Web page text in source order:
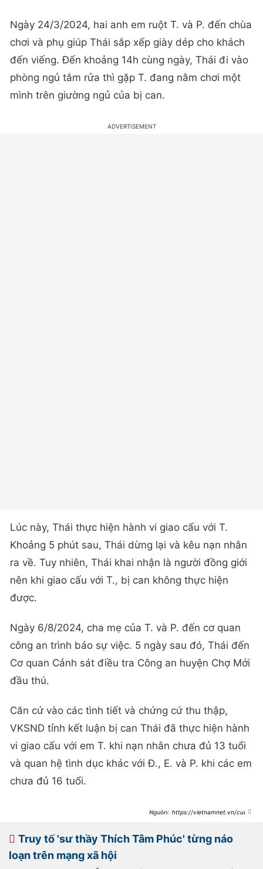
Ngày 24/3/2024, hai anh em ruột T. và P. đến chùa
chơi và phụ giúp Thái sắp xếp giày dép cho khách
đến viếng. Đến khoảng 14h cùng ngày, Thái đi vào
phòng ngủ tắm rửa thì gặp T. đang nằm chơi một
mình trên giường ngủ của bị can.
Lúc này, Thái thực hiện hành vi giao cấu với T.
Khoảng 5 phút sau, Thái dừng lại và kêu nạn nhân
ra về. Tuy nhiên, Thái khai nhận là người đồng giới
nên khi giao cấu với T., bị can không thực hiện
được.
Ngày 6/8/2024, cha mẹ của T. và P. đến cơ quan
công an trình báo sự việc. 5 ngày sau đó, Thái đến
Cơ quan Cảnh sát điều tra Công an huyện Chợ Mới
đầu thú.
Căn cứ vào các tình tiết và chứng cứ thu thập,
VKSND tỉnh kết luận bị can Thái đã thực hiện hành
vi giao cấu với em T. khi nạn nhân chưa đủ 13 tuổi
và quan hệ tình dục khác với Đ., E. và P. khi các em
chưa đủ 16 tuổi.
https://vietnamnet.vn/cuu-
2370509.html
Truy tố 'sư thầy Thích Tâm Phúc' từng náo
loạn trên mạng xã hội